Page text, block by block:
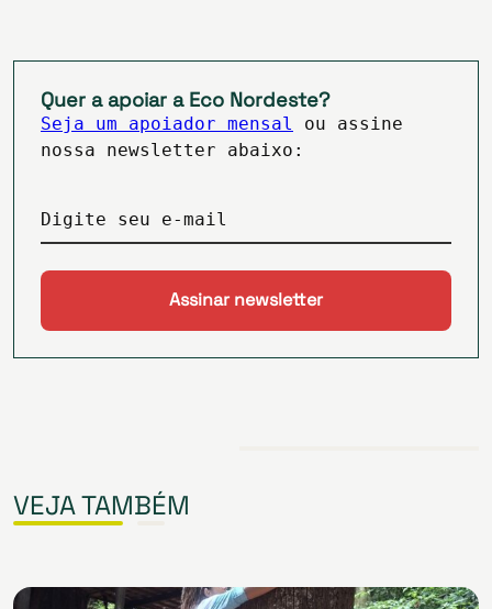
Quer a apoiar a Eco Nordeste?
Seja um apoiador mensal
ou assine
nossa newsletter abaixo:
Digite seu e-mail
VEJA TAMBÉM